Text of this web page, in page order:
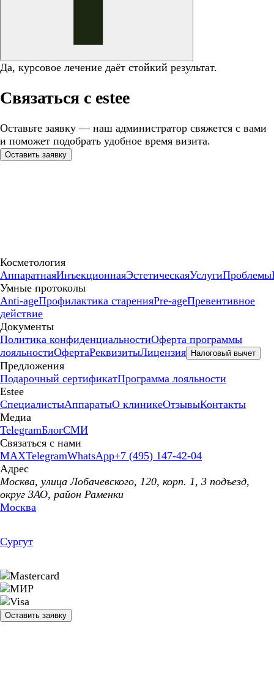
Да, курсовое лечение даёт стойкий результат.
Связаться с estee
Оставьте заявку — наш администратор свяжется с вами
и поможет подобрать удобное время визита.
Оставить заявку
Косметология
АппаратнаяИнъекционнаяЭстетическаяУслугиПроблемы
Умные протоколы
Anti-ageПрофилактика старенияPre-ageПревентивное
действие
Документы
Политика конфиденциальностиОферта программы
лояльностиОфертаРеквизитыЛицензия Налоговый вычет
Предложения
Подарочный сертификатПрограмма лояльности
Estee
СпециалистыАппаратыО клиникеОтзывыКонтакты
Медиа
TelegramБлогСМИ
Связаться с нами
MAXTelegramWhatsApp+7 (495) 147-42-04
Адрес
Москва, улица Лобачевского, 120, корп. 1, 3 подъезд,
округ ЗАО, район Раменки
Москва
Сургут
Оставить заявку